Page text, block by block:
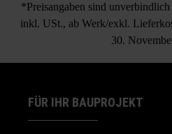
*Preisangaben sind
inkl. USt., ab Werk/exkl.
30.
FÜR IHR BAUPROJEKT